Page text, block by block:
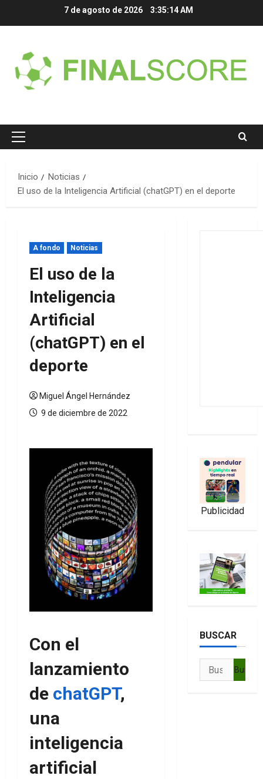
7 de agosto de 2026 3:35:15 AM
Menú
Inicio
Noticias
El uso de la Inteligencia Artificial (chatGPT) en el deporte
A fondo Noticias
El uso de la
Inteligencia
Artificial
(chatGPT) en el
deporte
Miguel Ángel Hernández
9 de diciembre de 2022
Con el
lanzamiento
de chatGPT,
una
inteligencia
artificial
Publicidad
BUSCAR
Buscar: